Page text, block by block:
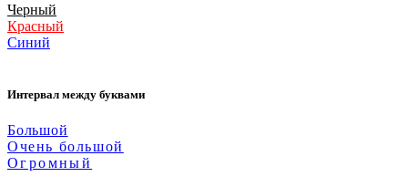
Черный
Красный
Синий
Интервал между буквами
Большой
Очень большой
Огромный